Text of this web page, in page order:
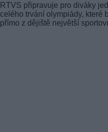
RTVS připravuje pro diváky
celého trvání olympiády, které
přímo z dějiště největší